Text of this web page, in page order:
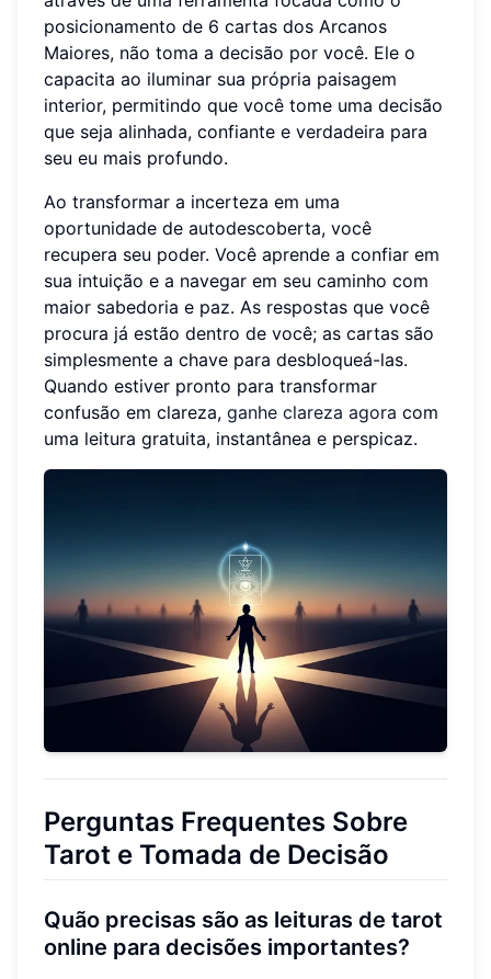
posicionamento de 6 cartas dos Arcanos
Maiores, não toma a decisão por você. Ele o
capacita ao iluminar sua própria paisagem
interior, permitindo que você tome uma decisão
que seja alinhada, confiante e verdadeira para
seu eu mais profundo.
Ao transformar a incerteza em uma
oportunidade de autodescoberta, você
recupera seu poder. Você aprende a confiar em
sua intuição e a navegar em seu caminho com
maior sabedoria e paz. As respostas que você
procura já estão dentro de você; as cartas são
simplesmente a chave para desbloqueá-las.
Quando estiver pronto para transformar
confusão em clareza, ganhe clareza agora com
uma leitura gratuita, instantânea e perspicaz.
Perguntas Frequentes Sobre
Tarot e Tomada de Decisão
Quão precisas são as leituras de tarot
online para decisões importantes?